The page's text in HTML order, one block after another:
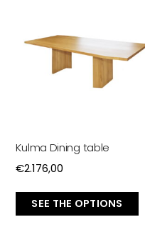
Kulma Dining table
€2.176,00
SEE THE OPTIONS